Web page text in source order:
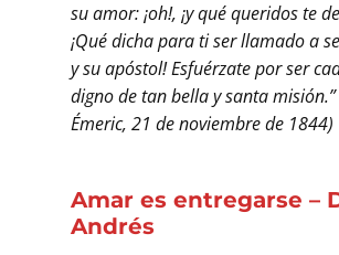
su amor: ¡oh!, ¡y qué queridos te
¡Qué dicha para ti ser llamado a
y su apóstol! Esfuérzate por ser
digno de tan bella y santa misión.”
Émeric, 21 de noviembre de 1844)
Amar es entregarse –
Andrés